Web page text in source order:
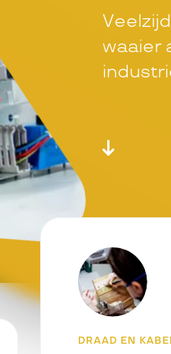
waaier
DRAAD EN